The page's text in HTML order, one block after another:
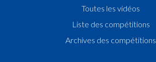
Toutes les vidéos
Liste des compétitions
Archives des compétitions